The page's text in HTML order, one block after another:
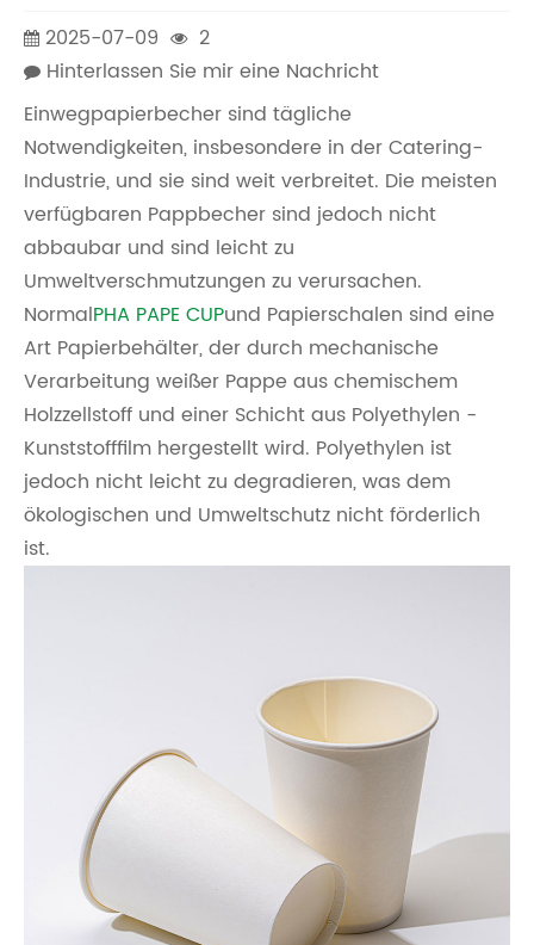
2025-07-09
2
Hinterlassen Sie mir eine Nachricht
Einwegpapierbecher sind tägliche
Notwendigkeiten, insbesondere in der Catering-
Industrie, und sie sind weit verbreitet. Die meisten
verfügbaren Pappbecher sind jedoch nicht
abbaubar und sind leicht zu
Umweltverschmutzungen zu verursachen.
NormalPHA PAPE CUPund Papierschalen sind eine
Art Papierbehälter, der durch mechanische
Verarbeitung weißer Pappe aus chemischem
Holzzellstoff und einer Schicht aus Polyethylen -
Kunststofffilm hergestellt wird. Polyethylen ist
jedoch nicht leicht zu degradieren, was dem
ökologischen und Umweltschutz nicht förderlich
ist.